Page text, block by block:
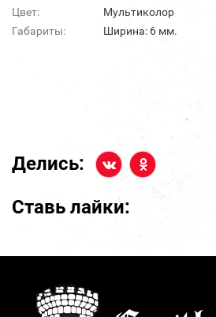
Цвет:
Мультиколор
Габариты:
Ширина: 6 мм.
Делись:
Ставь лайки: